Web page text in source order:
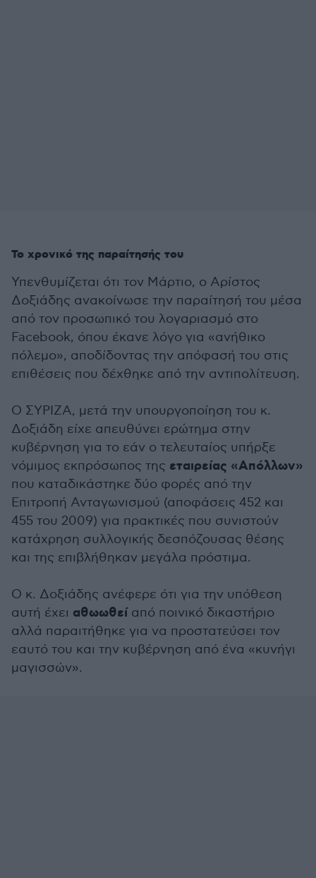
Το χρονικό της παραίτησής του
Υπενθυμίζεται ότι τον Μάρτιο, ο Αρίστος
Δοξιάδης ανακοίνωσε την παραίτησή του μέσα
από τον προσωπικό του λογαριασμό στο
Facebook, όπου έκανε λόγο για «ανήθικο
πόλεμο», αποδίδοντας την απόφασή του στις
επιθέσεις που δέχθηκε από την αντιπολίτευση.
Ο ΣΥΡΙΖΑ, μετά την υπουργοποίηση του κ.
Δοξιάδη είχε απευθύνει ερώτημα στην
κυβέρνηση για το εάν ο τελευταίος υπήρξε
νόμιμος εκπρόσωπος της εταιρείας «Απόλλων»
που καταδικάστηκε δύο φορές από την
Επιτροπή Ανταγωνισμού (αποφάσεις 452 και
455 του 2009) για πρακτικές που συνιστούν
κατάχρηση συλλογικής δεσπόζουσας θέσης
και της επιβλήθηκαν μεγάλα πρόστιμα.
Ο κ. Δοξιάδης ανέφερε ότι για την υπόθεση
αυτή έχει αθωωθείαπό ποινικό δικαστήριο
αλλά παραιτήθηκε για να προστατεύσει τον
εαυτό του και την κυβέρνηση από ένα «κυνήγι
μαγισσών».